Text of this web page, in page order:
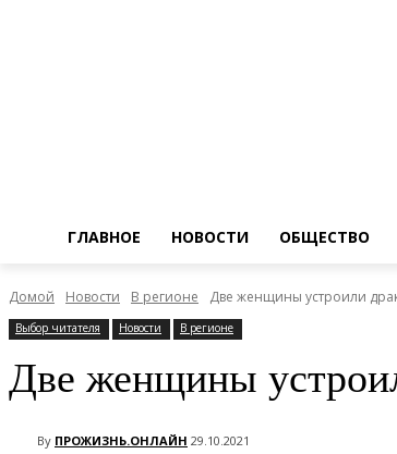
ГЛАВНОЕ НОВОСТИ ОБЩЕСТВО
Домой Новости В регионе Две женщины устроили
Выбор читателя Новости В регионе
Две женщины
By ПРОЖИЗНЬ.ОНЛАЙН 29.10.2021